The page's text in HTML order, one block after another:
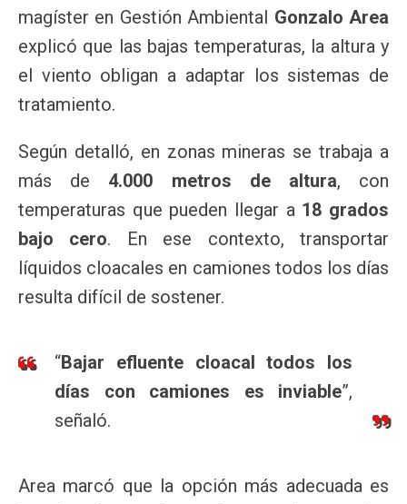
magíster en Gestión Ambiental Gonzalo Area
explicó que las bajas temperaturas, la altura y
el viento obligan a adaptar los sistemas de
tratamiento.
Según detalló, en zonas mineras se trabaja a
más de 4.000 metros de altura, con
temperaturas que pueden llegar a 18 grados
bajo cero. En ese contexto, transportar
líquidos cloacales en camiones todos los días
resulta difícil de sostener.
“Bajar efluente cloacal todos los
días con camiones es inviable”,
señaló.
Area marcó que la opción más adecuada es